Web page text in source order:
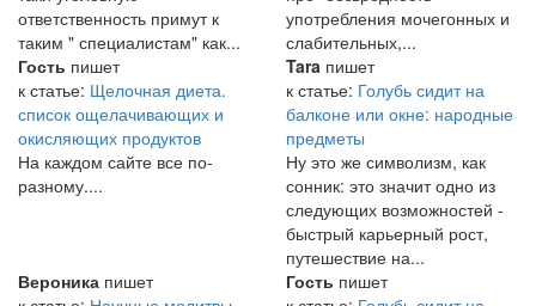
ответственность примут к
таким " специалистам" как...
употребления мочегонных и
слабительных,...
Гость пишет
к статье: Щелочная диета.
список ощелачивающих и
окисляющих продуктов
На каждом сайте все по-
разному....
Tara пишет
к статье: Голубь сидит на
балконе или окне: народные
предметы
Ну это же символизм, как
сонник: это значит одно из
следующих возможностей -
быстрый карьерный рост,
путешествие на...
Вероника пишет
Гость пишет